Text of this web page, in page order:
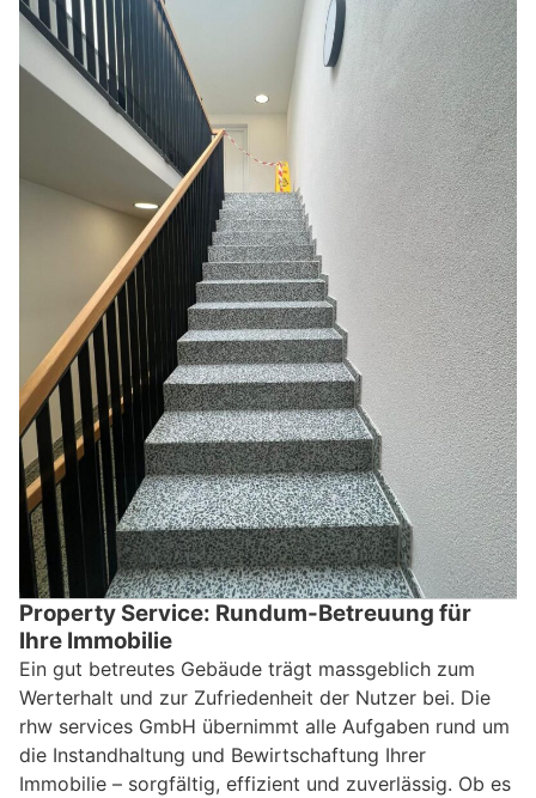
Property Service: Rundum-Betreuung für
Ihre Immobilie
Ein gut betreutes Gebäude trägt massgeblich zum
Werterhalt und zur Zufriedenheit der Nutzer bei. Die
rhw services GmbH übernimmt alle Aufgaben rund um
die Instandhaltung und Bewirtschaftung Ihrer
Immobilie – sorgfältig, effizient und zuverlässig. Ob es